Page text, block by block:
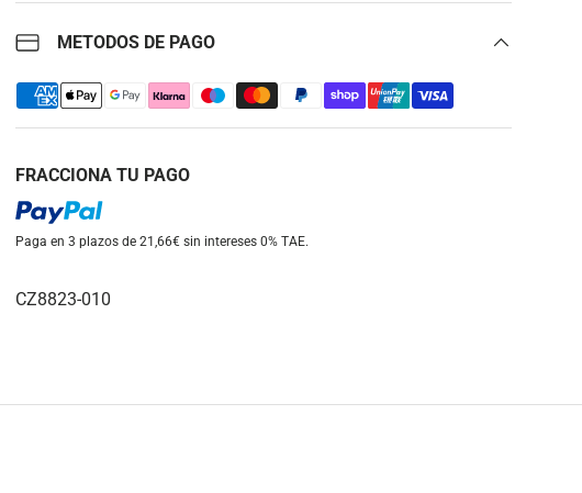
METODOS DE PAGO
FRACCIONA TU PAGO
Paga en 3 plazos de 21,66€ sin intereses 0% TAE.
CZ8823-010